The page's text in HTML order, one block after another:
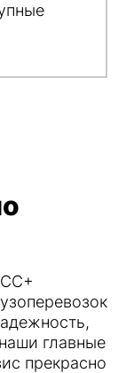
главные
прекрасно